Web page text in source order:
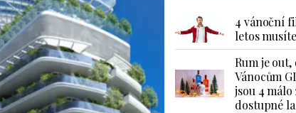
4 vánoční
letos
Rum je
Vánocům
jsou 4 málo
dostupné